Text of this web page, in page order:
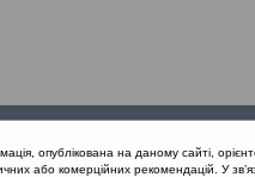
заходи
опублікована на даному сайті,
або комерційних рекомендацій. У